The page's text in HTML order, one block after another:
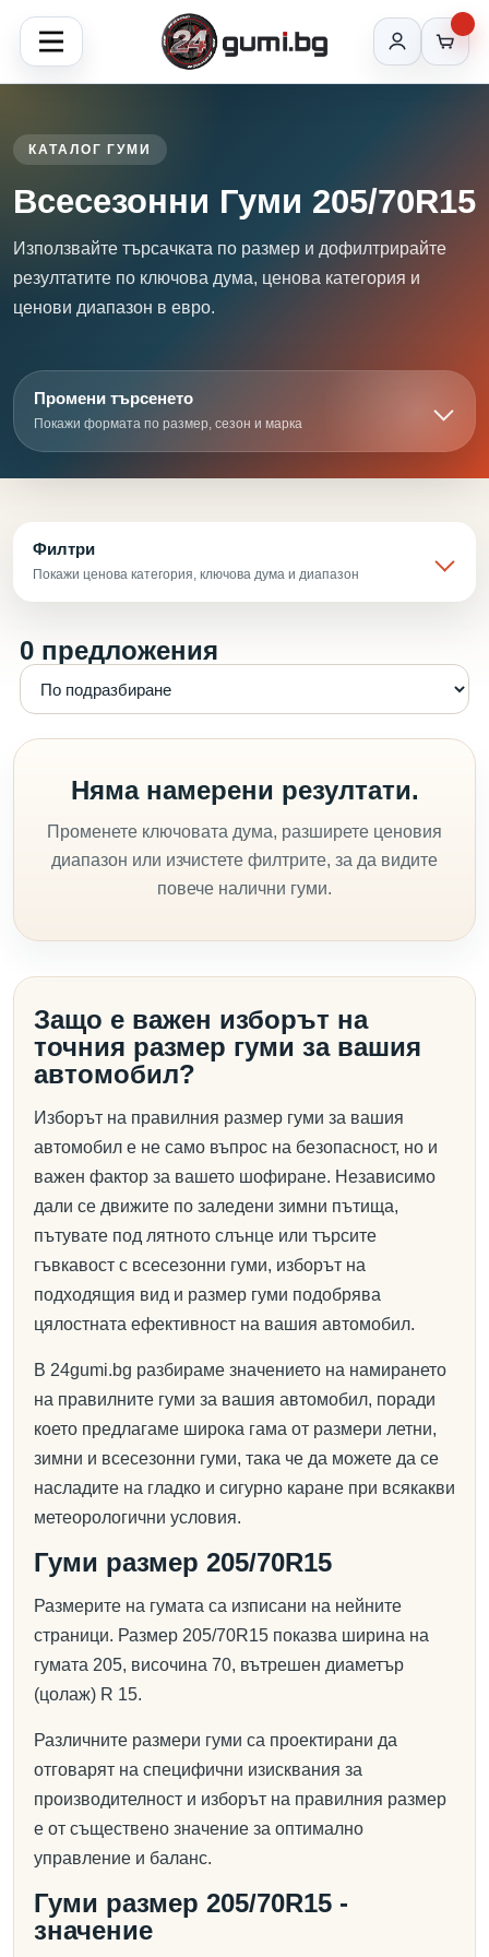
КАТАЛОГ ГУМИ
Всесезонни Гуми 205/70R15
Използвайте търсачката по размер и дофилтрирайте
резултатите по ключова дума, ценова категория и
ценови диапазон в евро.
Промени търсенето
Покажи формата по размер, сезон и марка
Филтри
Покажи ценова категория, ключова дума и диапазон
0 предложения
Няма намерени резултати.
Променете ключовата дума, разширете ценовия
диапазон или изчистете филтрите, за да видите
повече налични гуми.
Защо е важен изборът на
точния размер гуми за вашия
автомобил?
Изборът на правилния размер гуми за вашия
автомобил е не само въпрос на безопасност, но и
важен фактор за вашето шофиране. Независимо
дали се движите по заледени зимни пътища,
пътувате под лятното слънце или търсите
гъвкавост с всесезонни гуми, изборът на
подходящия вид и размер гуми подобрява
цялостната ефективност на вашия автомобил.
В 24gumi.bg разбираме значението на намирането
на правилните гуми за вашия автомобил, поради
което предлагаме широка гама от размери летни,
зимни и всесезонни гуми, така че да можете да се
насладите на гладко и сигурно каране при всякакви
метеорологични условия.
Гуми размер 205/70R15
Размерите на гумата са изписани на нейните
страници. Размер 205/70R15 показва ширина на
гумата 205, височина 70, вътрешен диаметър
(цолаж) R 15.
Различните размери гуми са проектирани да
отговарят на специфични изисквания за
производителност и изборът на правилния размер
е от съществено значение за оптимално
управление и баланс.
Гуми размер 205/70R15 -
значение